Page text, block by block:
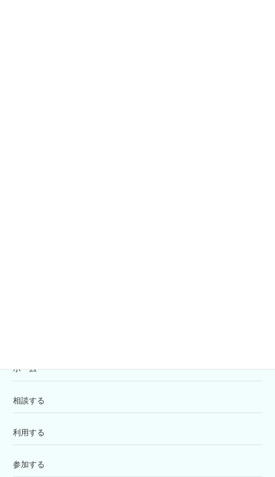
ホーム
相談する
利用する
参加する